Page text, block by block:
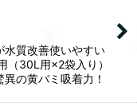
水質改善使いやすい
（30L用×2袋入り）
の黄バミ吸着力！